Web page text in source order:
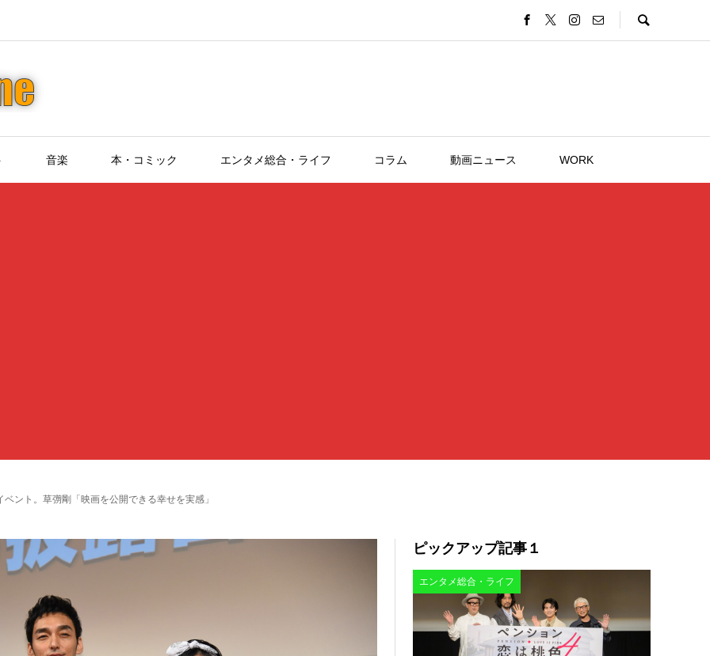
音楽 本・コミック エンタメ総合・ライフ コラム 動画ニュース WORK
ント。草彅剛「映画を公開できる幸せを実感」
ピックアップ記事１
エンタメ総合・ライフ